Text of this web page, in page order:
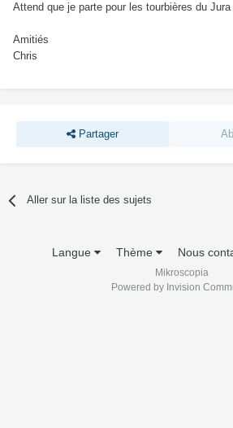
Attend que je parte pour les tourbières du Jura
Amitiés
Chris
Partager
Aller sur la liste des sujets
Langue Thème Nous
Mikroscopia
Powered by Invision